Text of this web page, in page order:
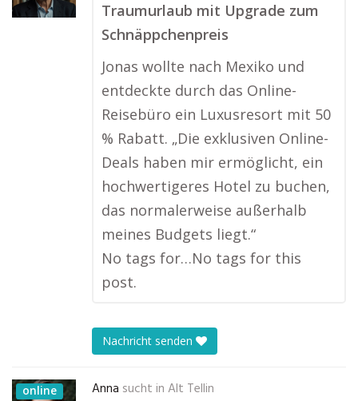
Traumurlaub mit Upgrade zum
Schnäppchenpreis
Jonas wollte nach Mexiko und
entdeckte durch das Online-
Reisebüro ein Luxusresort mit 50
% Rabatt. „Die exklusiven Online-
Deals haben mir ermöglicht, ein
hochwertigeres Hotel zu buchen,
das normalerweise außerhalb
meines Budgets liegt.“
No tags for…No tags for this
post.
Nachricht senden
online Anna sucht in Alt Tellin